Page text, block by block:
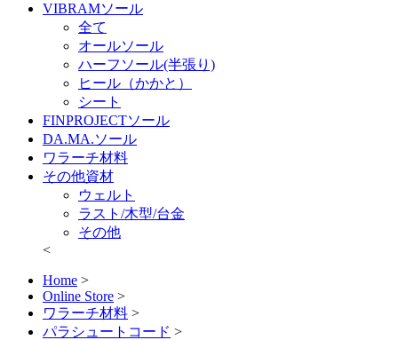
VIBRAMソール
全て
オールソール
ハーフソール(半張り)
ヒール（かかと）
シート
FINPROJECTソール
DA.MA.ソール
ワラーチ材料
その他資材
ウェルト
ラスト/木型/台金
その他
<
Home >
Online Store >
ワラーチ材料 >
パラシュートコード >